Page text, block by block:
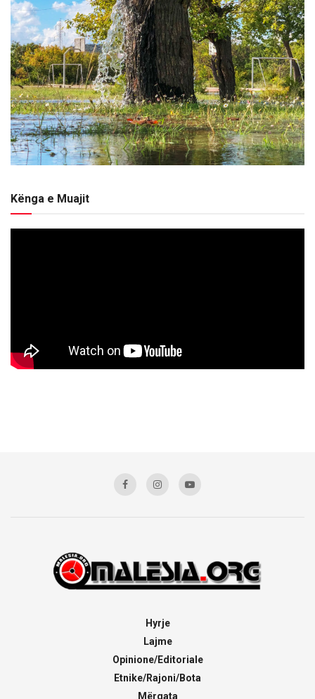
Kënga e Muajit
Hyrje
Lajme
Opinione/Editoriale
Etnike/Rajoni/Bota
Mërgata